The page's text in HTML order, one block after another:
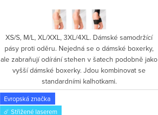
XS/S, M/L, XL/XXL, 3XL/4XL. Dámské samodržící
pásy proti oděru. Nejedná se o dámské boxerky,
ale zabraňují odírání stehen v šatech podobně jako
vyšší dámské boxerky. Jdou kombinovat se
standardními kalhotkami.
Evropská značka
☄️ Střižené laserem